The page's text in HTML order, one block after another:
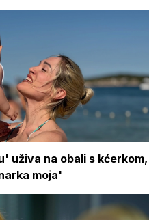
uživa na obali s kćerkom,
moja'